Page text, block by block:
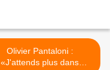
Olivier Pantaloni :
«J'attends plus dans